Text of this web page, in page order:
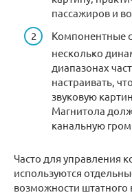
пассажиров и
Компонентные
несколько
диапазонах
настраивать,
звуковую
Магнитола
канальную
Часто для управления
используются
возможности штатного